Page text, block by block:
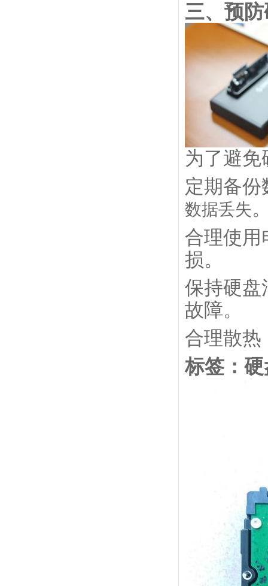
三、预
为了避免
定期备份
数据丢失
合理使用
损。
保持硬盘
故障。
合理散热
标签：